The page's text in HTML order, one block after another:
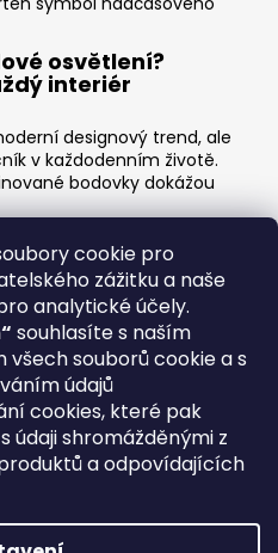
cookie pro
zážitku a naše
analytické účely.
souhlasíte s naším
souborů cookie a s
údajů
cookies, které pak
údaji shromážděnými z
a odpovídajících
osvětlení?
interiér
designový trend, ale
v každodenním životě.
bodovky dokážou
v obýváku?
– místo pro relaxaci,
dětmi, posezení s přáteli i
z těchto aktivit ...
podmínky Vrácení zboží